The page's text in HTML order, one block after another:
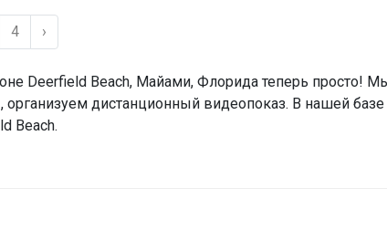
4 ›
Deerfield Beach, Майами, Флорида теперь просто!
организуем дистанционный видеопоказ. В нашей
Beach.